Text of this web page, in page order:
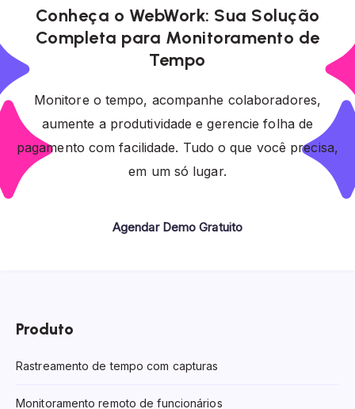
Conheça o WebWork: Sua Solução
Completa para Monitoramento de
Tempo
Monitore o tempo, acompanhe colaboradores,
aumente a produtividade e gerencie folha de
pagamento com facilidade. Tudo o que você precisa,
em um só lugar.
Agendar Demo Gratuito
Produto
Rastreamento de tempo com capturas
Monitoramento remoto de funcionários